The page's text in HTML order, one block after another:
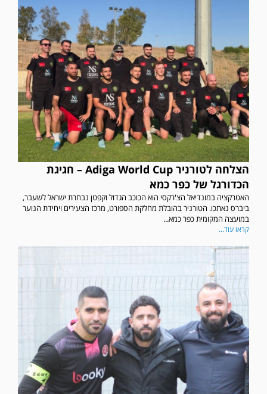
הצלחה לטורניר Adiga World Cup – חגיגת
הכדורגל של כפר כמא
האטרקציה במונדיאל הצ'רקסי הוא הכוכב הגדול וקפטן נבחרת ישראל לשעבר,
ביברס נאתכו. הטורניר בהובלת מחלקת הספורט, מרכז הצעירים ויחידת הנוער
במועצה המקומית כפר כמא...
קראו עוד...